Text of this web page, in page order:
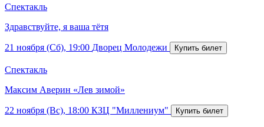
Спектакль
Здравствуйте, я ваша тётя
21 ноября (Сб), 19:00 Дворец Молодежи
Спектакль
Максим Аверин «Лев зимой»
22 ноября (Вс), 18:00 КЗЦ "Миллениум"